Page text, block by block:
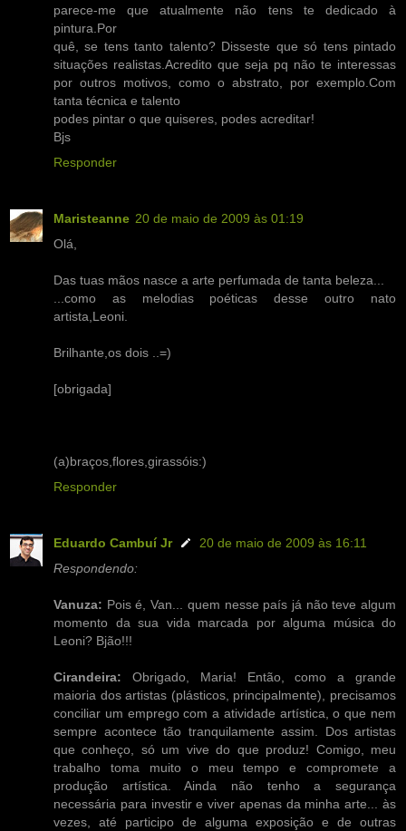
parece-me que atualmente não tens te dedicado à
pintura.Por
quê, se tens tanto talento? Disseste que só tens pintado
situações realistas.Acredito que seja pq não te interessas
por outros motivos, como o abstrato, por exemplo.Com
tanta técnica e talento
podes pintar o que quiseres, podes acreditar!
Bjs
Responder
Maristeanne 20 de maio de 2009 às 01:19
Olá,
Das tuas mãos nasce a arte perfumada de tanta beleza...
...como as melodias poéticas desse outro nato
artista,Leoni.
Brilhante,os dois ..=)
[obrigada]
(a)braços,flores,girassóis:)
Responder
Eduardo Cambuí Jr
20 de maio de 2009 às 16:11
Respondendo:
Vanuza: Pois é, Van... quem nesse país já não teve algum
momento da sua vida marcada por alguma música do
Leoni? Bjão!!!
Cirandeira: Obrigado, Maria! Então, como a grande
maioria dos artistas (plásticos, principalmente), precisamos
conciliar um emprego com a atividade artística, o que nem
sempre acontece tão tranquilamente assim. Dos artistas
que conheço, só um vive do que produz! Comigo, meu
trabalho toma muito o meu tempo e compromete a
produção artística. Ainda não tenho a segurança
necessária para investir e viver apenas da minha arte... às
vezes, até participo de alguma exposição e de outras